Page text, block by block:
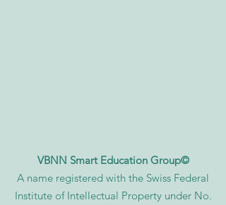
VBNN Smart Education Group©
A name registered with the Swiss Federal
Institute of Intellectual Property under No.